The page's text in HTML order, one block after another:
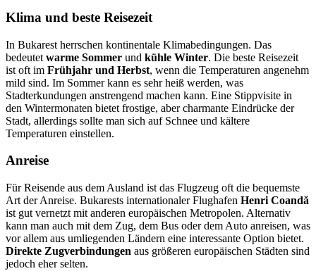
Klima und beste Reisezeit
In Bukarest herrschen kontinentale Klimabedingungen. Das
bedeutet warme Sommer und kühle Winter. Die beste Reisezeit
ist oft im Frühjahr und Herbst, wenn die Temperaturen angenehm
mild sind. Im Sommer kann es sehr heiß werden, was
Stadterkundungen anstrengend machen kann. Eine Stippvisite in
den Wintermonaten bietet frostige, aber charmante Eindrücke der
Stadt, allerdings sollte man sich auf Schnee und kältere
Temperaturen einstellen.
Anreise
Für Reisende aus dem Ausland ist das Flugzeug oft die bequemste
Art der Anreise. Bukarests internationaler Flughafen Henri Coandă
ist gut vernetzt mit anderen europäischen Metropolen. Alternativ
kann man auch mit dem Zug, dem Bus oder dem Auto anreisen, was
vor allem aus umliegenden Ländern eine interessante Option bietet.
Direkte Zugverbindungen aus größeren europäischen Städten sind
jedoch eher selten.